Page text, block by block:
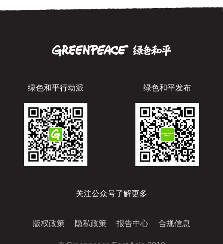
绿色和平行动派 绿色和平发布
关注公众号了解更多
版权政策 隐私政策 报告中心 合规信息